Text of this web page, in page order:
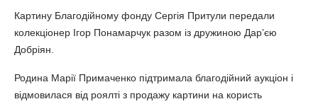
Картину Благодійному фонду Сергія Притули передали
колекціонер Ігор Понамарчук разом із дружиною Дар’єю
Добріян.
Родина Марії Примаченко підтримала благодійний аукціон і
відмовилася від роялті з продажу картини на користь